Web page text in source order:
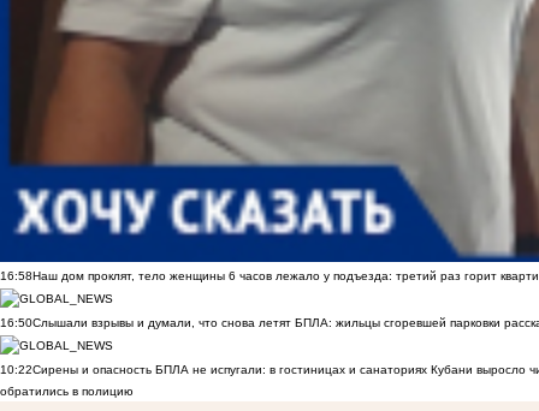
16:58Наш дом проклят, тело женщины 6 часов лежало у подъезда: третий раз горит
16:50Слышали взрывы и думали, что снова летят БПЛА: жильцы сгоревшей парковки
10:22Сирены и опасность БПЛА не испугали: в гостиницах и санаториях Кубани выросло
обратились в полицию